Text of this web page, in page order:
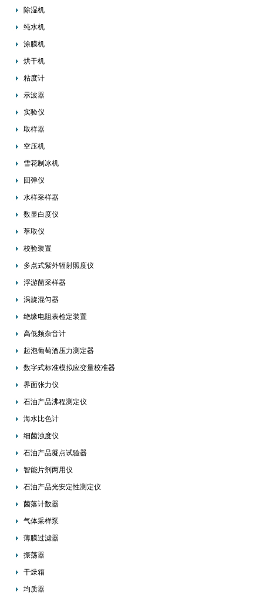
除湿机
纯水机
涂膜机
烘干机
粘度计
示波器
实验仪
取样器
空压机
雪花制冰机
回弹仪
水样采样器
数显白度仪
萃取仪
校验装置
多点式紫外辐射照度仪
浮游菌采样器
涡旋混匀器
绝缘电阻表检定装置
高低频杂音计
起泡葡萄酒压力测定器
数字式标准模拟应变量校准器
界面张力仪
石油产品沸程测定仪
海水比色计
细菌浊度仪
石油产品凝点试验器
智能片剂两用仪
石油产品光安定性测定仪
菌落计数器
气体采样泵
薄膜过滤器
振荡器
干燥箱
均质器